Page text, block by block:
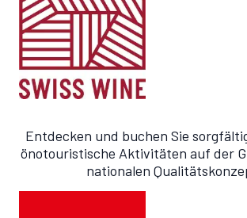
Entdecken und buchen Sie
önotouristische Aktivitäten auf der
nationalen